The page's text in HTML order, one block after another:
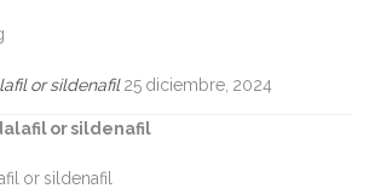
or sildenafil 25 diciembre, 2024
or sildenafil
or sildenafil